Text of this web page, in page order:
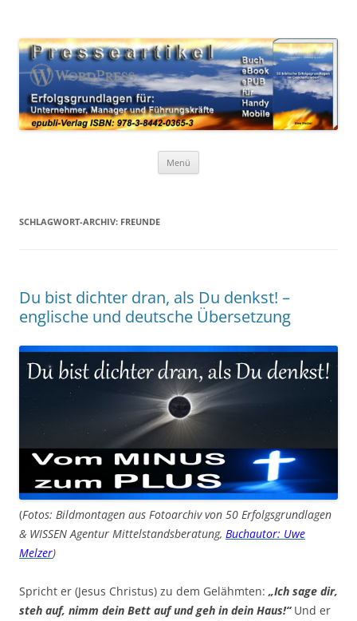
Erfolgsgrundlagen
Menü
SCHLAGWORT-ARCHIV: FREUNDE
Du bist dichter dran, als Du denkst! –
englische und deutsche Übersetzung
(Fotos: Bildmontagen aus Fotoarchiv von 50 Erfolgsgrundlagen
& WISSEN Agentur Mittelstandsberatung, Buchautor: Uwe
Melzer)
Spricht er (Jesus Christus) zu dem Gelähmten: „Ich sage dir,
steh auf, nimm dein Bett auf und geh in dein Haus!“Und er